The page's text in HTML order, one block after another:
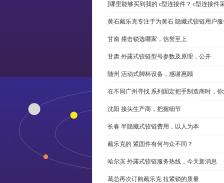
[哪里能够买到我的 c型连接件？ c型连接件
黄石戴乐克专注于为黄石 隐藏式铰链用户
甘南 撞击锁选哪家，信誉至上
甘肃 外露式铰链型号参数及原理，公开
随州 活动式脚杯设备，感谢惠顾
在不同广州寻找 系列固定把手制造商时，
沈阳 接头生产商，把握细节
长春 半隐藏式铰链费用，以人为本
戴乐克的 紧固件有何与众不同？
哈尔滨 外露式铰链服务热线，今天新消息
葛总再次订购戴乐克 拉紧锁的质量